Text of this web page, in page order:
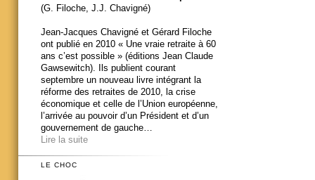
(G. Filoche, J.J. Chavigné)
Jean-Jacques Chavigné et Gérard Filoche
ont publié en 2010 « Une vraie retraite à 60
ans c’est possible » (éditions Jean Claude
Gawsewitch). Ils publient courant
septembre un nouveau livre intégrant la
réforme des retraites de 2010, la crise
économique et celle de l’Union européenne,
l’arrivée au pouvoir d’un Président et d’un
gouvernement de gauche…
Lire la suite
LE CHOC